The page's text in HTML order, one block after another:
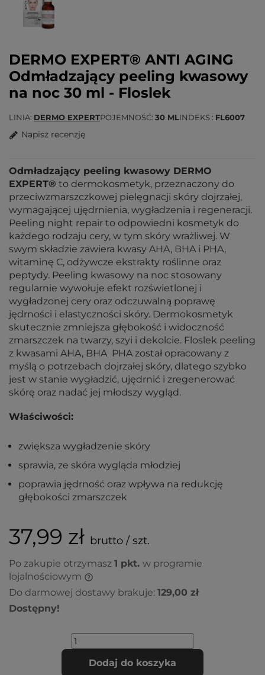
DERMO EXPERT® ANTI AGING
Odmładzający peeling kwasowy
na noc 30 ml - Floslek
LINIA DERMO EXPERTPOJEMNOŚĆ 30 MLINDEKS FL6007
Napisz recenzję
Odmładzający peeling kwasowy DERMO
EXPERT® to dermokosmetyk, przeznaczony do
przeciwzmarszczkowej pielęgnacji skóry dojrzałej,
wymagającej ujędrnienia, wygładzenia i regeneracji.
Peeling night repair to odpowiedni kosmetyk do
każdego rodzaju cery, w tym skóry wrażliwej. W
swym składzie zawiera kwasy AHA, BHA i PHA,
witaminę C, odżywcze ekstrakty roślinne oraz
peptydy. Peeling kwasowy na noc stosowany
regularnie wywołuje efekt rozświetlonej i
wygładzonej cery oraz odczuwalną poprawę
jędrności i elastyczności skóry. Dermokosmetyk
skutecznie zmniejsza głębokość i widoczność
zmarszczek na twarzy, szyi i dekolcie. Floslek peeling
z kwasami AHA, BHA PHA został opracowany z
myślą o potrzebach dojrzałej skóry, dlatego szybko
jest w stanie wygładzić, ujędrnić i zregenerować
skórę oraz nadać jej młodszy wygląd.
Właściwości:
zwiększa wygładzenie skóry
sprawia, ze skóra wygląda młodziej
poprawia jędrność oraz wpływa na redukcję
głębokości zmarszczek
37,99 zł brutto / szt.
Po zakupie otrzymasz 1 pkt. w programie
lojalnościowym
Do darmowej dostawy brakuje: 129,00 zł
Dostępny!
Dodaj do koszyka